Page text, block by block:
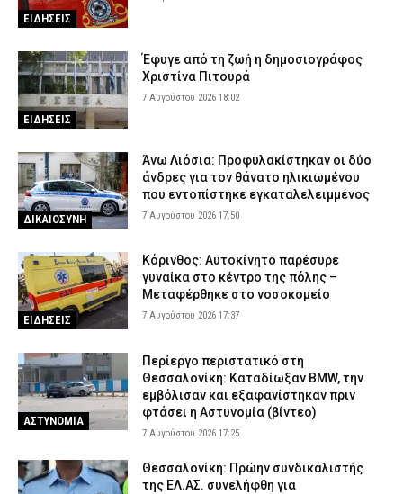
ΕΙΔΗΣΕΙΣ
ΕΙΔΗΣΕΙΣ
Έφυγε από τη ζωή η δημοσιογράφος
Χριστίνα Πιτουρά
7 Αυγούστου 2026 18:02
ΔΙΚΑΙΟΣΥΝΗ
Άνω Λιόσια: Προφυλακίστηκαν οι δύο
άνδρες για τον θάνατο ηλικιωμένου
που εντοπίστηκε εγκαταλελειμμένος
7 Αυγούστου 2026 17:50
ΕΙΔΗΣΕΙΣ
Κόρινθος: Αυτοκίνητο παρέσυρε
γυναίκα στο κέντρο της πόλης –
Μεταφέρθηκε στο νοσοκομείο
7 Αυγούστου 2026 17:37
ΑΣΤΥΝΟΜΙΑ
Περίεργο περιστατικό στη
Θεσσαλονίκη: Καταδίωξαν BMW, την
εμβόλισαν και εξαφανίστηκαν πριν
φτάσει η Αστυνομία (βίντεο)
7 Αυγούστου 2026 17:25
Θεσσαλονίκη: Πρώην συνδικαλιστής
της ΕΛ.ΑΣ. συνελήφθη για